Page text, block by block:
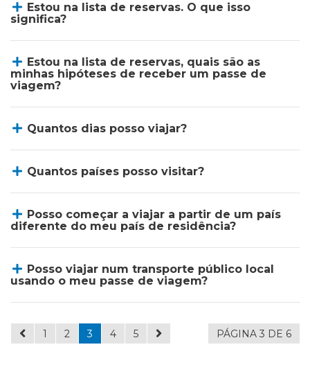
Estou na lista de reservas. O que isso
significa?
Estou na lista de reservas, quais são as
minhas hipóteses de receber um passe de
viagem?
Quantos dias posso viajar?
Quantos países posso visitar?
Posso começar a viajar a partir de um país
diferente do meu país de residência?
Posso viajar num transporte público local
usando o meu passe de viagem?
1 2 3 4 5 PÁGINA 3 DE 6